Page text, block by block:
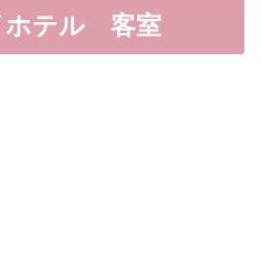
ホテル 客室